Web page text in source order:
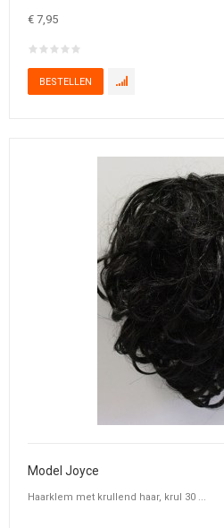
€ 7,95
Model Joyce
Haarklem met krullend haar, krul 30 ...